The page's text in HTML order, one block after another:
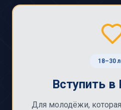
18–30
Вступить в
Для молодёжи,